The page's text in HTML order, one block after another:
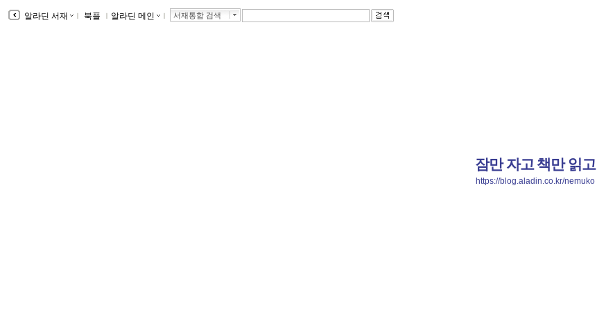
알라딘 서재 ｌ 북플 ｌ 알라딘 메인 ｌ 서재통합 검색
잠만 자고 책만 읽고
https://blog.aladin.co.kr/nemuko